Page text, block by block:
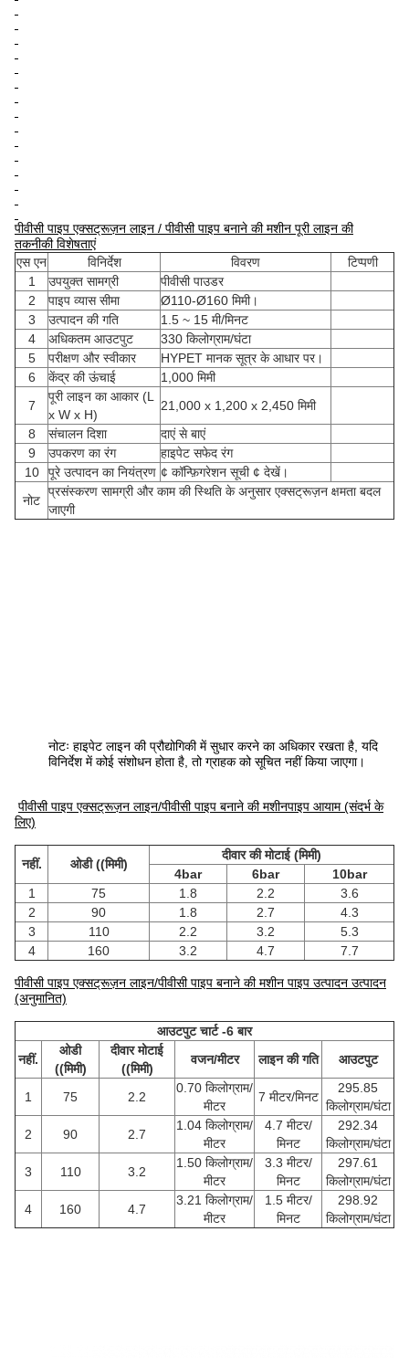
पीवीसी पाइप एक्सट्रूज़न लाइन / पीवीसी पाइप बनाने की मशीन पूरी लाइन की
तकनीकी विशेषताएं
एस एन
विनिर्देश विवरण
टिप्पणी
1
उपयुक्त सामग्री
पीवीसी पाउडर
2
पाइप व्यास सीमा
Ø110-Ø160 मिमी।
3
उत्पादन की गति
1.5 ~ 15 मी/मिनट
4
अधिकतम आउटपुट
330 किलोग्राम/घंटा
5
परीक्षण और स्वीकार
HYPET मानक सूत्र के आधार पर।
6
केंद्र की ऊंचाई
1,000 मिमी
7
पूरी लाइन का आकार (L
x W x H)
21,000 x 1,200 x 2,450 मिमी
8
संचालन दिशा
दाएं से बाएं
9
उपकरण का रंग
हाइपेट सफेद रंग
10
पूरे उत्पादन का नियंत्रण ¢ कॉन्फ़िगरेशन सूची ¢ देखें।
नोट
प्रसंस्करण सामग्री और काम की स्थिति के अनुसार एक्सट्रूज़न क्षमता बदल
जाएगी
नोटः हाइपेट लाइन की प्रौद्योगिकी में सुधार करने का अधिकार रखता है, यदि
विनिर्देश में कोई संशोधन होता है, तो ग्राहक को सूचित नहीं किया जाएगा।
पीवीसी पाइप एक्सट्रूज़न लाइन/पीवीसी पाइप बनाने की मशीनपाइप आयाम (संदर्भ के
लिए)
नहीं. ओडी ((मिमी)
दीवार की मोटाई (मिमी)
4bar
6bar
10bar
1
75 1.8 2.2
3.6
2
90 1.8 2.7
4.3
3
110 2.2 3.2
5.3
4
160 3.2 4.7 7.7
पीवीसी पाइप एक्सट्रूज़न लाइन/पीवीसी पाइप बनाने की मशीन पाइप उत्पादन उत्पादन
(अनुमानित)
आउटपुट चार्ट -6 बार
नहीं.
ओडी
((मिमी)
दीवार मोटाई
((मिमी)
वजन/मीटर लाइन की गति आउटपुट
1 75 2.2
0.70 किलोग्राम/
मीटर
7 मीटर/मिनट
295.85
किलोग्राम/घंटा
2
90 2.7
1.04 किलोग्राम/
मीटर
4.7 मीटर/
मिनट
292.34
किलोग्राम/घंटा
3
110 3.2
1.50 किलोग्राम/
मीटर
3.3 मीटर/
मिनट
297.61
किलोग्राम/घंटा
4
160 4.7
3.21 किलोग्राम/
मीटर
1.5 मीटर/
मिनट
298.92
किलोग्राम/घंटा